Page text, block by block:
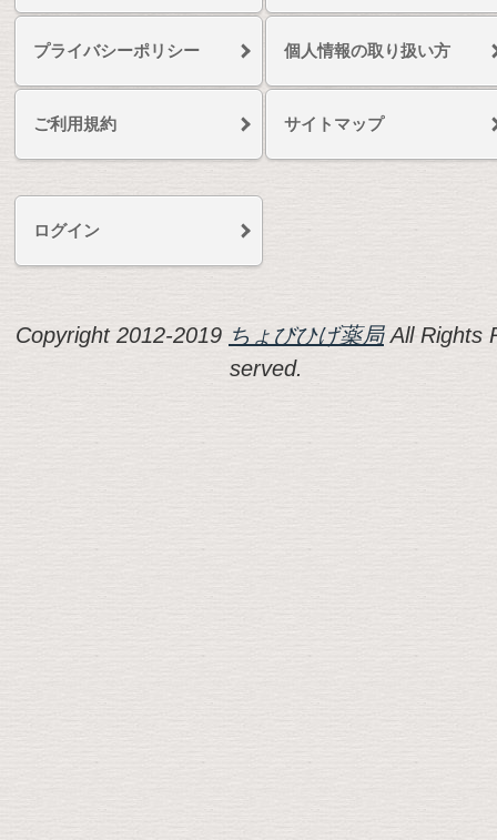
プライバシーポリシー 個人情報の取り扱い方
ご利用規約 サイトマップ
ログイン
Copyright 2012-2019 ちょびひげ薬局All Rights
served.